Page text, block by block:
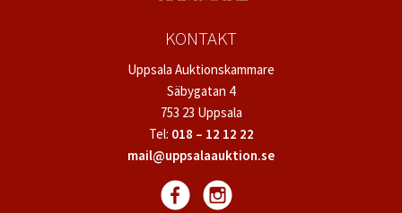
KONTAKT
Uppsala Auktionskammare
Säbygatan 4
753 23 Uppsala
Tel: 018 – 12 12 22
mail@uppsalaauktion.se